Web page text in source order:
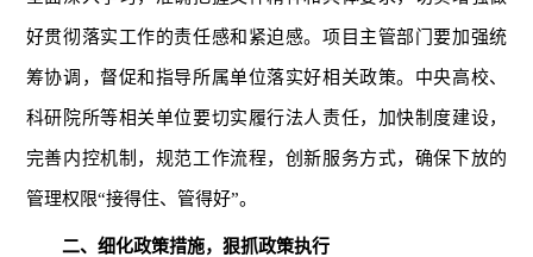
好贯彻落实工作的责任感和紧迫感。项目主管部门要加强统
筹协调，督促和指导所属单位落实好相关政策。中央高校、
科研院所等相关单位要切实履行法人责任，加快制度建设，
完善内控机制，规范工作流程，创新服务方式，确保下放的
管理权限“接得住、管得好”。
二、细化政策措施，狠抓政策执行